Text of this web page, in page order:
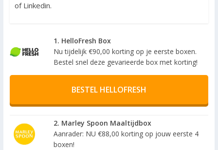
of Linkedin.
1. HelloFresh Box
Nu tijdelijk €90,00 korting op je eerste boxen.
Bestel snel deze gevarieerde box met korting!
BESTEL HELLOFRESH
2. Marley Spoon Maaltijdbox
Aanrader: NU €88,00 korting op jouw eerste 4
boxen!